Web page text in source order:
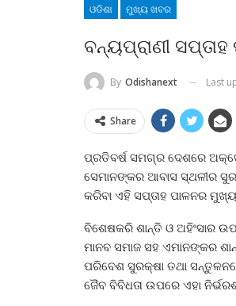
ଓଡିଶା ମୁଖ୍ୟ ଖବର
ବନ୍ୟପ୍ରାଣୀ ସପ୍ତାହ
By Odishanext Last
Share
ପ୍ରତିବର୍ଷ ସମଗ୍ର ଦେଶରେ
ସେମାନଙ୍କର ଆବାସ ସ୍ଥଳୀର
କରିବା ଏହି ସପ୍ତାହ ପାଳନର
ବିଶେଷକରି ଶାନ୍ତି ଓ ଅହିଂସାର
ମାନବ ସମାଜ ସହ ଏମାନଙ୍କର
ପରିବେଶ ସୁରକ୍ଷା ତଥା
ଜୈବ ବିବିଧତା ଉପରେ ଏହା